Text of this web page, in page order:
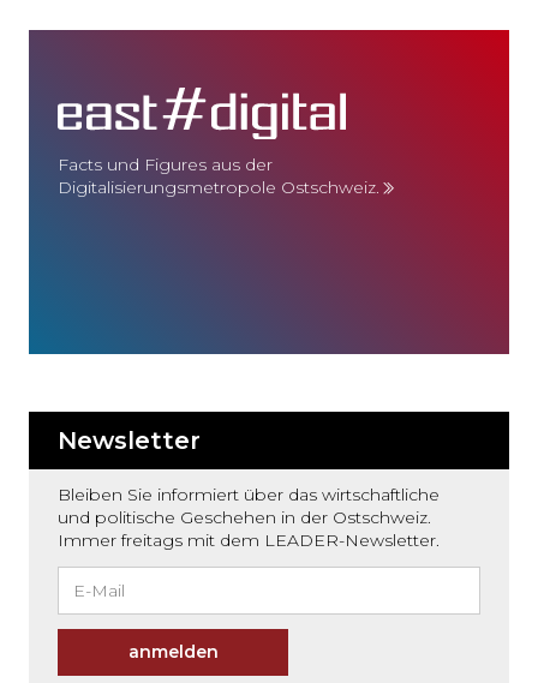
Facts und Figures aus der
Digitalisierungsmetropole Ostschweiz.
Newsletter
Bleiben Sie informiert über das wirtschaftliche
und politische Geschehen in der Ostschweiz.
Immer freitags mit dem LEADER-Newsletter.
anmelden